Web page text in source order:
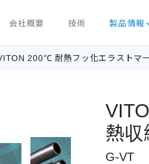
会社概要 技術 製品情報
200℃ 耐熱フッ化エラストマ
熱収
G-VT